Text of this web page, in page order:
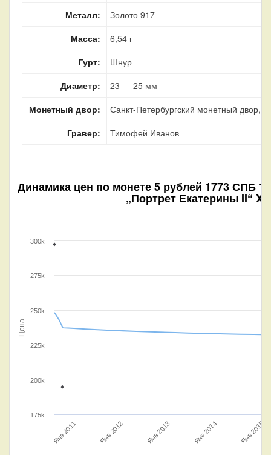
Металл:
Золото 917
Масса:
6,54 г
Гурт:
Шнур
Диаметр:
23 — 25 мм
Монетный двор:
Санкт-Петербургский монетный двор,
Гравер:
Тимофей Иванов
Динамика цен по монете5 рублей 1773 СПБ
„Портрет Екатерины II“ XF
Цена
Янв 2011 Янв 2012 Янв 2013 Янв 2014 Янв 2015
175k
200k
225k
250k
275k
300k